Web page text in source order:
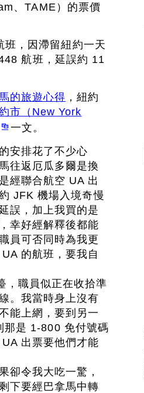
、TAME）的票價
，因滯留紐約一天
航班，延誤約 11
的旅遊心得 ，紐約
市（New York
一文。
安排花了不少心
往返厄瓜多爾是換
經聯合航空 UA 出
JFK 機場入境奇慢
誤，加上我買的是
幸好經解釋後都能
員可否同時為我更
的航班，要我自
，職員似正在收拾準
。我當時身上沒有
能上網，要到另一
那是 1-800 免付號碼
出票要他們才能
卻令我大吃一驚，
下要經巴拿馬中轉